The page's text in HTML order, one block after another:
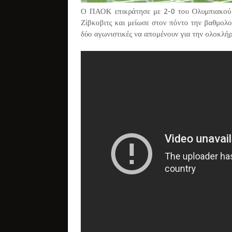
Ο ΠΑΟΚ επικράτησε με 2-0 του Ολυμπιακού
Ζίβκοβιτς και μείωσε στον πόντο την
δύο αγωνιστικές να απομένουν για την